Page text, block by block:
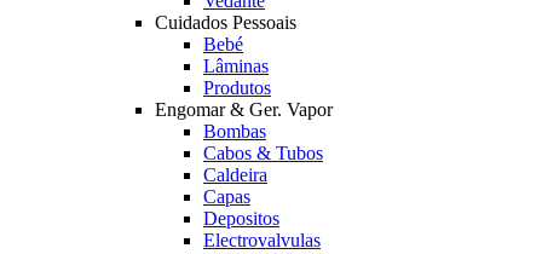
Cuidados Pessoais
Bebé
Lâminas
Produtos
Engomar & Ger. Vapor
Bombas
Cabos & Tubos
Caldeira
Capas
Depositos
Electrovalvulas